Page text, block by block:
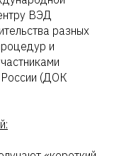
ВЭД
разных
и
России (ДОК